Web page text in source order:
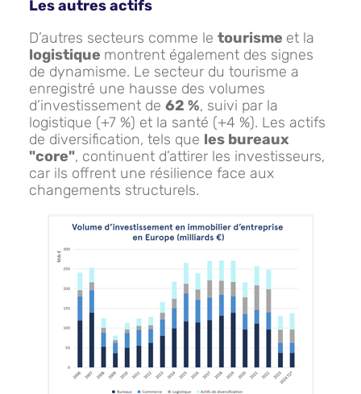
Les autres actifs
D’autres secteurs comme le tourisme et la
logistique montrent également des signes
de dynamisme. Le secteur du tourisme a
enregistré une hausse des volumes
d’investissement de 62 %, suivi par la
logistique (+7 %) et la santé (+4 %). Les actifs
de diversification, tels que les bureaux
"core", continuent d’attirer les investisseurs,
car ils offrent une résilience face aux
changements structurels.